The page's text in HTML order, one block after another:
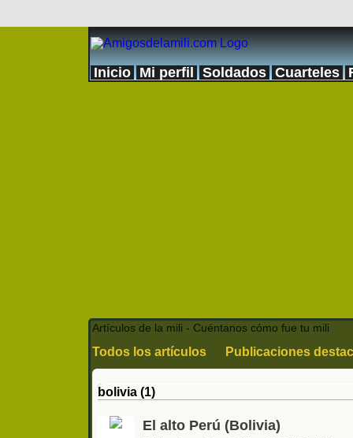
Inicio Mi perfil Soldados Cuarteles
Artículos de la mili - Cuéntanos cómo fue tu mili
Todos los artículos Publicaciones
Compra y venta
bolivia (1)
El alto Perú (Bolivia)